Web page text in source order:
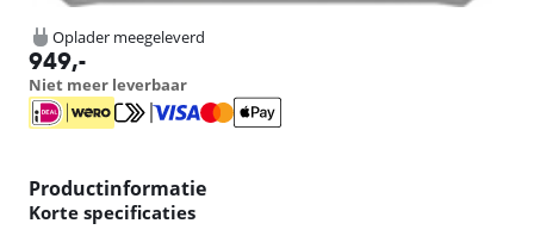
Oplader meegeleverd
949,-
Niet meer leverbaar
Productinformatie
Korte specificaties